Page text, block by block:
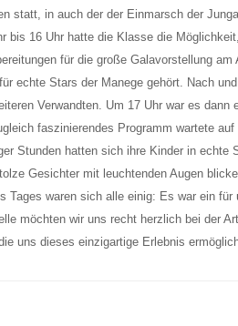
statt, in auch der der Einmarsch der
bis 16 Uhr hatte die Klasse die
für die große Galavorstellung
echte Stars der Manege gehört. Nach
Verwandten. Um 17 Uhr war es
faszinierendes Programm wartete
Stunden hatten sich ihre Kinder in echte
Gesichter mit leuchtenden Augen
Tages waren sich alle einig: Es war ein
möchten wir uns recht herzlich bei der
uns dieses einzigartige Erlebnis